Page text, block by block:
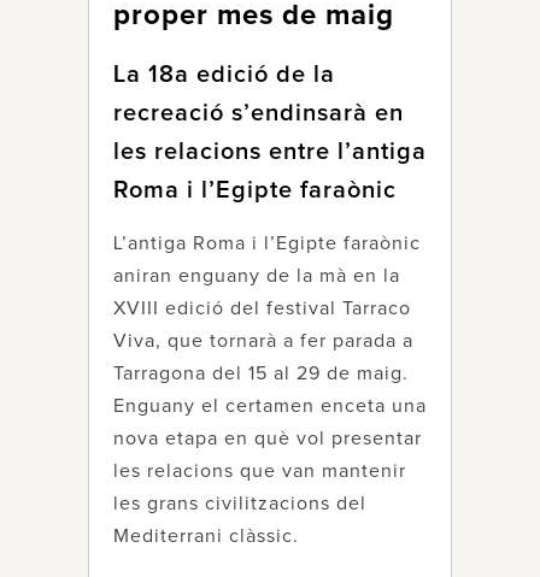
proper mes de maig
La 18a edició de la
recreació s’endinsarà en
les relacions entre l’antiga
Roma i l’Egipte faraònic
L’antiga Roma i l’Egipte faraònic
aniran enguany de la mà en la
XVIII edició del festival Tarraco
Viva, que tornarà a fer parada a
Tarragona del 15 al 29 de maig.
Enguany el certamen enceta una
nova etapa en què vol presentar
les relacions que van mantenir
les grans civilitzacions del
Mediterrani clàssic.